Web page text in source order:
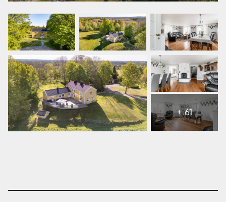
området har att erbjuda. Hyltena 24 är en fastighet som
på ett sällsynt sätt förenar lantlig ro med närhet till
stadens bekvämligheter – ett boende att trivas i under
lång tid framöver.
Tillgängligt för en ny ägare från våren 2026.
Välkommen Hem!
+ 61
Visa
67
bilder